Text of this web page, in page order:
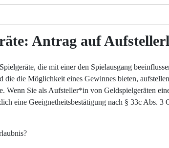
Antrag auf
die mit einer den Spielausgang
die die Möglichkeit eines Gewinnes bieten,
Wenn Sie als Aufsteller*in von Geldspielgeräten
eine Geeignetheitsbestätigung nach § 33c Abs.